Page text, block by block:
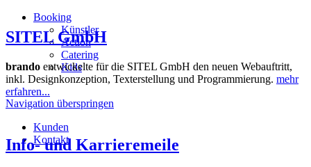
Booking
Künstler
Action
Catering
Kids
Navigation überspringen
Kunden
Kontakt
SITEL GmbH
brando entwickelte für die SITEL GmbH den neuen Webauftritt,
inkl. Designkonzeption, Texterstellung und Programmierung. mehr
erfahren...
Info- und Karrieremeile